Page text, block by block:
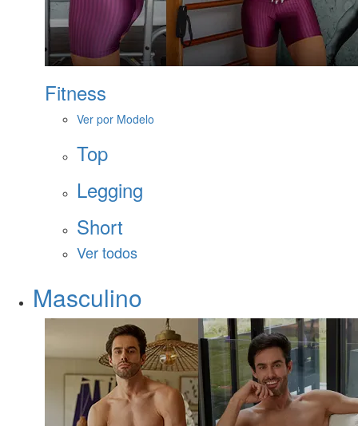
Fitness
Ver por Modelo
Top
Legging
Short
Ver todos
Masculino